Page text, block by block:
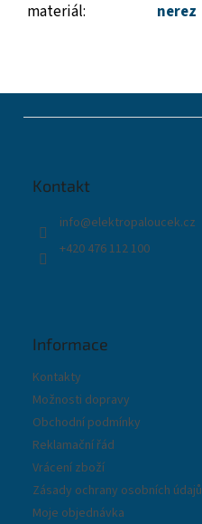
materiál: nerez
Kontakt
info@elektropaloucek.cz
+420 476 112 100
Informace
Kontakty
Možnosti dopravy
Obchodní podmínky
Reklamační řád
Vrácení zboží
Zásady ochrany osobních údajů
Moje objednávka